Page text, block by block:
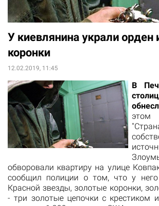
У киевлянина украли орден
коронки
12.02.2019, 11:45
В
обворовали квартиру на улице
сообщил полиции о том, что у
Красной звезды, золотые коронки,
- три золотые цепочки с крестиком